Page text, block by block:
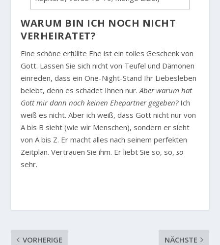
WARUM BIN ICH NOCH NICHT
VERHEIRATET?
Eine schöne erfüllte Ehe ist ein tolles Geschenk von
Gott. Lassen Sie sich nicht von Teufel und Dämonen
einreden, dass ein One-Night-Stand Ihr Liebesleben
belebt, denn es schadet Ihnen nur.Aber warum hat
Gott mir dann noch keinen Ehepartner gegeben?Ich
weiß es nicht. Aber ich weiß, dass Gott nicht nur von
A bis B sieht (wie wir Menschen), sondern er sieht
von A bis Z. Er macht alles nach seinem perfekten
Zeitplan. Vertrauen Sie ihm. Er liebt Sie so, so,so
sehr.
VORHERIGE NÄCHSTE